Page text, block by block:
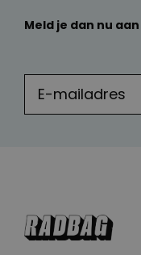
Meld je dan nu aan